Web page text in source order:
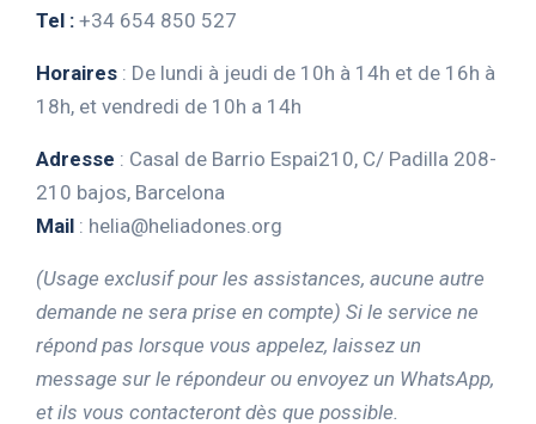
Tel : +34 654 850 527
Horaires : De lundi à jeudi de 10h à 14h et de 16h à
18h, et vendredi de 10h a 14h
Adresse : Casal de Barrio Espai210, C/ Padilla 208-
210 bajos, Barcelona
Mail : helia@heliadones.org
(Usage exclusif pour les assistances, aucune autre
demande ne sera prise en compte) Si le service ne
répond pas lorsque vous appelez, laissez un
message sur le répondeur ou envoyez un WhatsApp,
et ils vous contacteront dès que possible.